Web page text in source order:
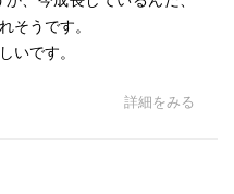
そうです。
いです。
詳細をみる